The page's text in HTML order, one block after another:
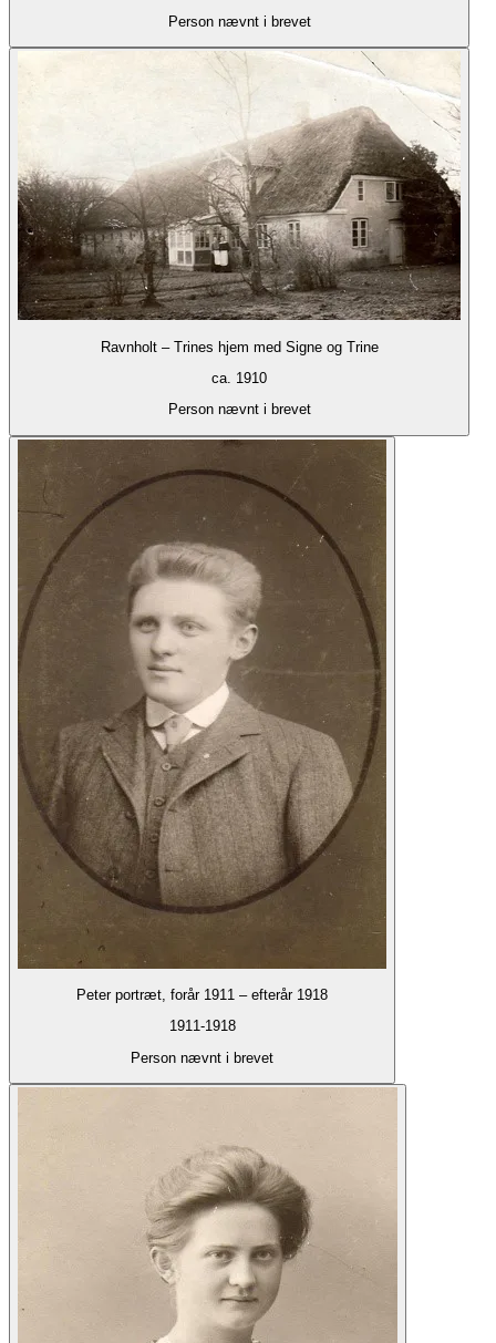
Person nævnt i brevet
Ravnholt – Trines hjem med Signe og Trine
ca. 1910
Person nævnt i brevet
Peter portræt, forår 1911 – efterår 1918
1911-1918
Person nævnt i brevet